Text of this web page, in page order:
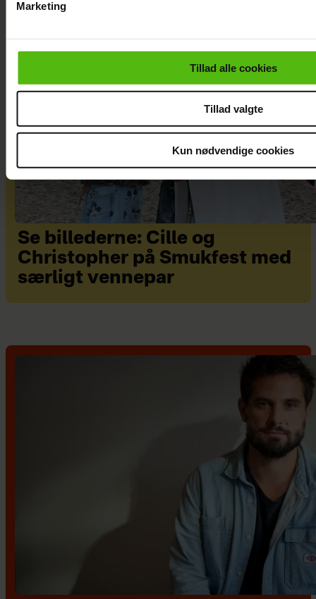
cookiepolitik.
Marketing
Tillad alle cookies
Tillad valgte
Kun nødvendige cookies
Se billederne: Cille og
Christopher på Smukfest med
særligt vennepar